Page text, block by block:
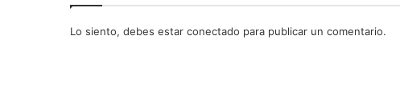
Lo siento, debes estar conectado para publicar un comentario.